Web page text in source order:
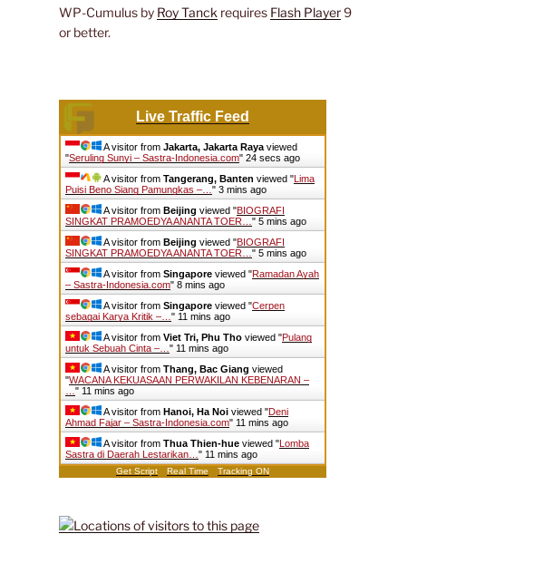
WP-Cumulus by Roy Tanck requires Flash Player9
or better.
Live Traffic Feed
A visitor from Jakarta, Jakarta Rayaviewed
"Seruling Sunyi – Sastra-Indonesia.com" 25 secs ago
A visitor from Tangerang, Banten viewed "Lima
Puisi Beno Siang Pamungkas –… " 3 mins ago
A visitor from Beijing viewed "BIOGRAFI
SINGKAT PRAMOEDYA ANANTA TOER… " 5 mins ago
A visitor from Beijing viewed "BIOGRAFI
SINGKAT PRAMOEDYA ANANTA TOER… " 5 mins ago
A visitor from Singaporeviewed "Ramadan Ayah
– Sastra-Indonesia.com" 8 mins ago
A visitor from Singaporeviewed "Cerpen
sebagai Karya Kritik –… " 11 mins ago
A visitor from Viet Tri, Phu Thoviewed "Pulang
untuk Sebuah Cinta –… " 11 mins ago
A visitor from Thang, Bac Giang viewed
"WACANA KEKUASAAN PERWAKILAN KEBENARAN –
" 11 mins ago
A visitor from Hanoi, Ha Noiviewed "Deni
Ahmad Fajar – Sastra-Indonesia.com" 11 mins ago
A visitor from Thua Thien-hueviewed "Lomba
Sastra di Daerah Lestarikan… " 11 mins ago
Get Script Real Time Tracking ON